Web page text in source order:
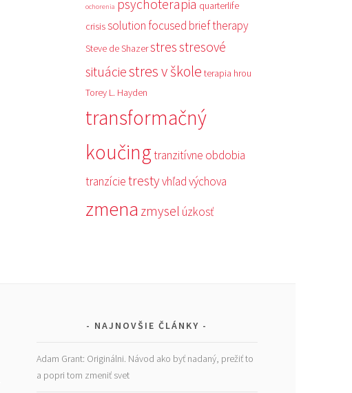
ochorenia psychoterapia quarterlife
crisissolution focused brief therapy
Steve de Shazerstresstresové
situáciestres v škole terapia hrou
Torey L. Hayden
transformačný
koučingtranzitívne obdobia
tranzícietrestyvhľadvýchova
zmena zmysel úzkosť
NAJNOVŠIE ČLÁNKY
Adam Grant: Originálni. Návod ako byť nadaný, prežiť to
a popri tom zmeniť svet